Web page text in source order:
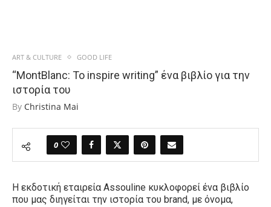
ART & CULTURE GOOD LIFE
“MontBlanc: To inspire writing” ένα βιβλίο για την
ιστορία του
By Christina Mai
0
Η εκδοτική εταιρεία Assouline κυκλοφορεί ένα βιβλίο
που μας διηγείται την ιστορία του brand, με όνομα,